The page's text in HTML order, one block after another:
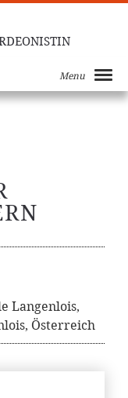
Menu
Langenlois,
Österreich